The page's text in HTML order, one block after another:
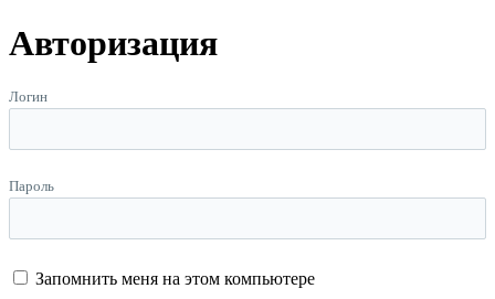
Авторизация
Логин
Пароль
Запомнить меня на этом компьютере